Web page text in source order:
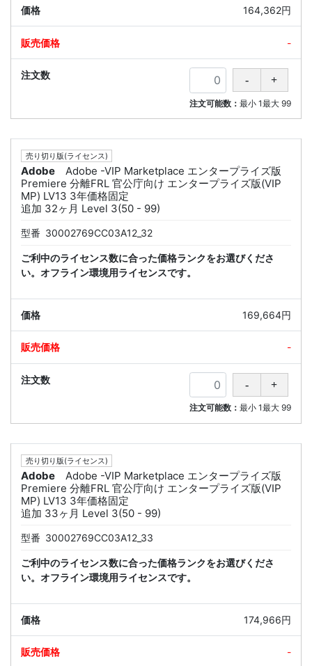
164,362円
-
注文可能数： 最小 1最大 99
売り切り版(ライセンス)
Adobe
Adobe -VIP Marketplace エンタープライズ版
Premiere 分離FRL 官公庁向け エンタープライズ版(VIP
MP) LV13 3年価格固定
追加 32ヶ月 Level 3(50 - 99)
型番 30002769CC03A12_32
ご利中のライセンス数に合った価格ランクをお選びくださ
い。オフライン環境用ライセンスです。
169,664円
-
注文可能数： 最小 1最大 99
売り切り版(ライセンス)
Adobe
Adobe -VIP Marketplace エンタープライズ版
Premiere 分離FRL 官公庁向け エンタープライズ版(VIP
MP) LV13 3年価格固定
追加 33ヶ月 Level 3(50 - 99)
型番 30002769CC03A12_33
ご利中のライセンス数に合った価格ランクをお選びくださ
い。オフライン環境用ライセンスです。
174,966円
-